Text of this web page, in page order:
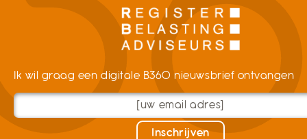
Ik wil graag een digitale B360 nieuwsbrief ontvangen